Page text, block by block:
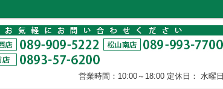
営業時間：10:00～18:00 定休日： 水曜日